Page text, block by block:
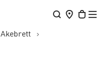
Akebrett